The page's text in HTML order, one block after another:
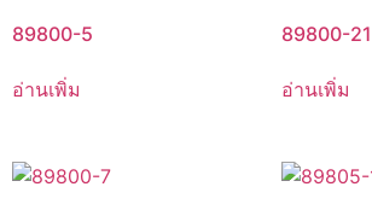
89800-5
อ่านเพิ่ม
89800-21
อ่านเพิ่ม